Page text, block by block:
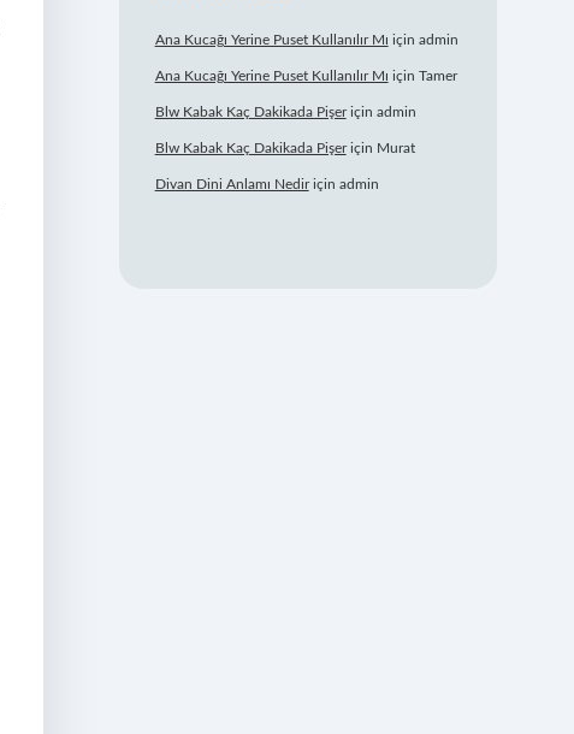
Ana Kucağı Yerine Puset Kullanılır Mı için admin
Ana Kucağı Yerine Puset Kullanılır Mı için Tamer
Blw Kabak Kaç Dakikada Pişeriçin admin
Blw Kabak Kaç Dakikada Pişeriçin Murat
Divan Dini Anlamı Nediriçin admin